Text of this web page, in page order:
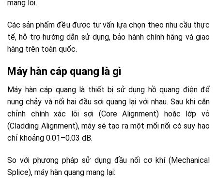
mạng lõi.
Các sản phẩm đều được tư vấn lựa chọn theo nhu cầu thực
tế, hỗ trợ hướng dẫn sử dụng, bảo hành chính hãng và giao
hàng trên toàn quốc.
Máy hàn cáp quang là gì
Máy hàn cáp quang là thiết bị sử dụng hồ quang điện để
nung chảy và nối hai đầu sợi quang lại với nhau. Sau khi căn
chỉnh chính xác lõi sợi (Core Alignment) hoặc lớp vỏ
(Cladding Alignment), máy sẽ tạo ra một mối nối có suy hao
chỉ khoảng 0.01–0.03 dB.
So với phương pháp sử dụng đầu nối cơ khí (Mechanical
Splice), máy hàn quang mang lại: